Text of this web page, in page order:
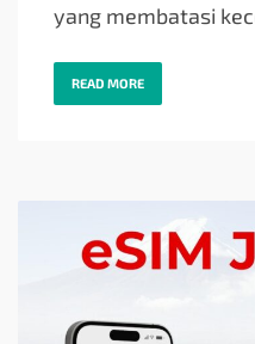
yang membatasi
READ MORE